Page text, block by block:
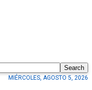
Search
MIÉRCOLES, AGOSTO 5, 2026